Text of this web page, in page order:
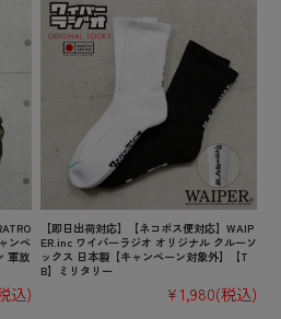
ンペ
軍放
込)
【即日出荷対応】【ネコポス便対応】WAIP
ER.inc ワイパーラジオ オリジナル クルーソ
ックス 日本製【キャンペーン対象外】【T
B】ミリタリー
¥1,980(税込)